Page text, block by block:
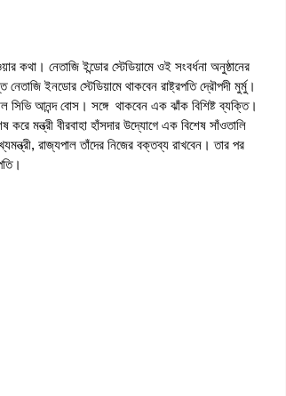
ইনডোর স্টেডিয়ামে থাকবেন রাষ্ট্রপতি দ্রৌপদী মুর্মু।
সিভি আনন্দ বোস। সঙ্গে  থাকবেন এক ঝাঁক বিশিষ্ট ব্যক্তি।
মন্ত্রী বীরবাহা হাঁসদার উদ্যোগে এক বিশেষ সাঁওতালি
রাজ্যপাল তাঁদের নিজের বক্তব্য রাখবেন। তার পর